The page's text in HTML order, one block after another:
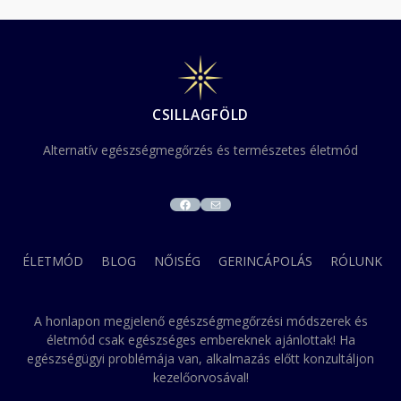
CSILLAGFÖLD
Alternatív egészségmegőrzés és természetes életmód
FACEBOOK
MAIL
ÉLETMÓD BLOG NŐISÉG GERINCÁPOLÁS RÓLUNK
A honlapon megjelenő egészségmegőrzési módszerek és
életmód csak egészséges embereknek ajánlottak! Ha
egészségügyi problémája van, alkalmazás előtt konzultáljon
kezelőorvosával!